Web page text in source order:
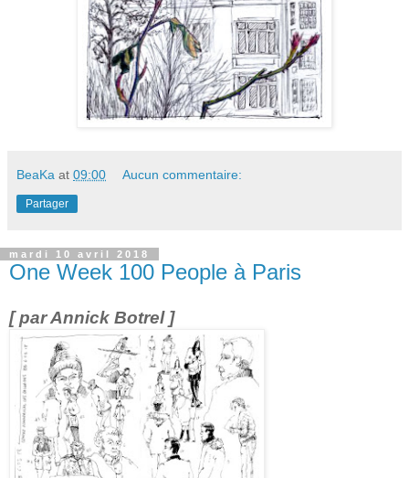
BeaKa at 09:00 Aucun commentaire:
Partager
mardi 10 avril 2018
One Week 100 People à Paris
[ par Annick Botrel ]